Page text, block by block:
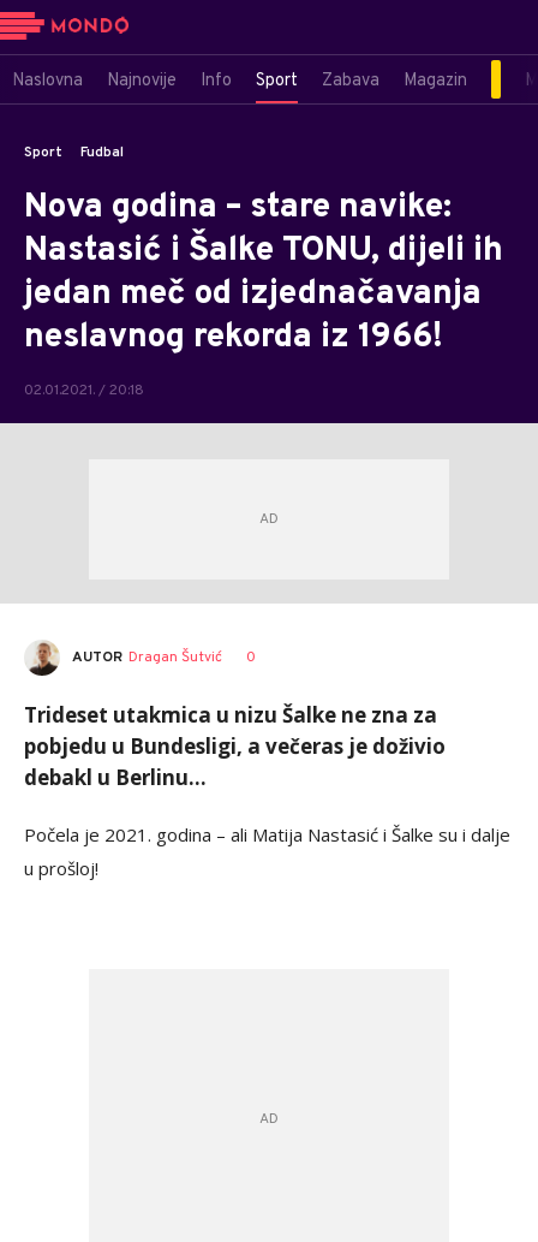
Naslovna Najnovije Info Sport Zabava Magazin
Sport Fudbal
Nova godina – stare navike:
Nastasić i Šalke TONU, dijeli ih
jedan meč od izjednačavanja
neslavnog rekorda iz 1966!
02.01.2021. / 20:18
AUTOR Dragan Šutvić 0
Trideset utakmica u nizu Šalke ne zna za
pobjedu u Bundesligi, a večeras je doživio
debakl u Berlinu…
Počela je 2021. godina – ali Matija Nastasić i Šalke su i dalje
u prošloj!